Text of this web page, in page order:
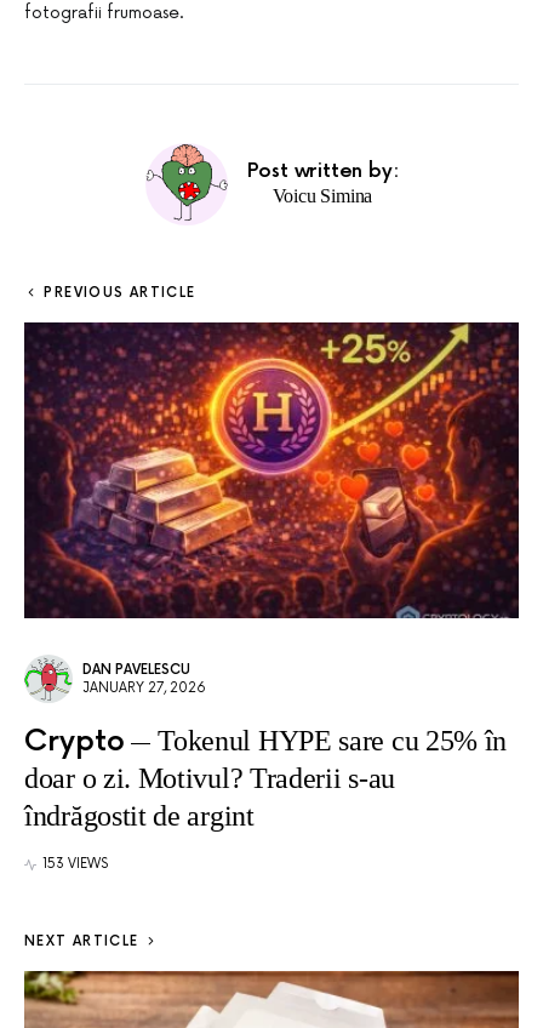
fotografii frumoase.
Post written by:
Voicu Simina
PREVIOUS ARTICLE
DAN PAVELESCU
JANUARY 27, 2026
Crypto
Tokenul HYPE sare cu 25% în
doar o zi. Motivul? Traderii s-au
îndrăgostit de argint
153 VIEWS
NEXT ARTICLE